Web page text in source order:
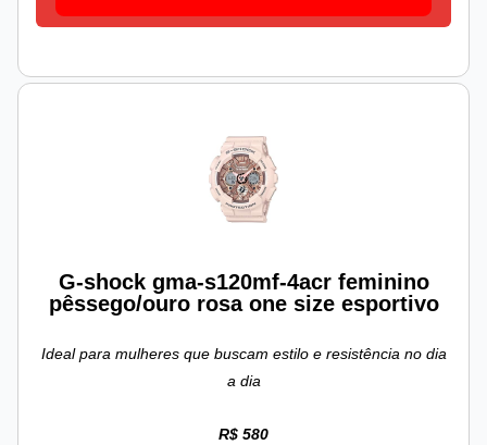
G-shock gma-s120mf-4acr feminino
pêssego/ouro rosa one size esportivo
Ideal para mulheres que buscam estilo e resistência no dia
a dia
R$ 580